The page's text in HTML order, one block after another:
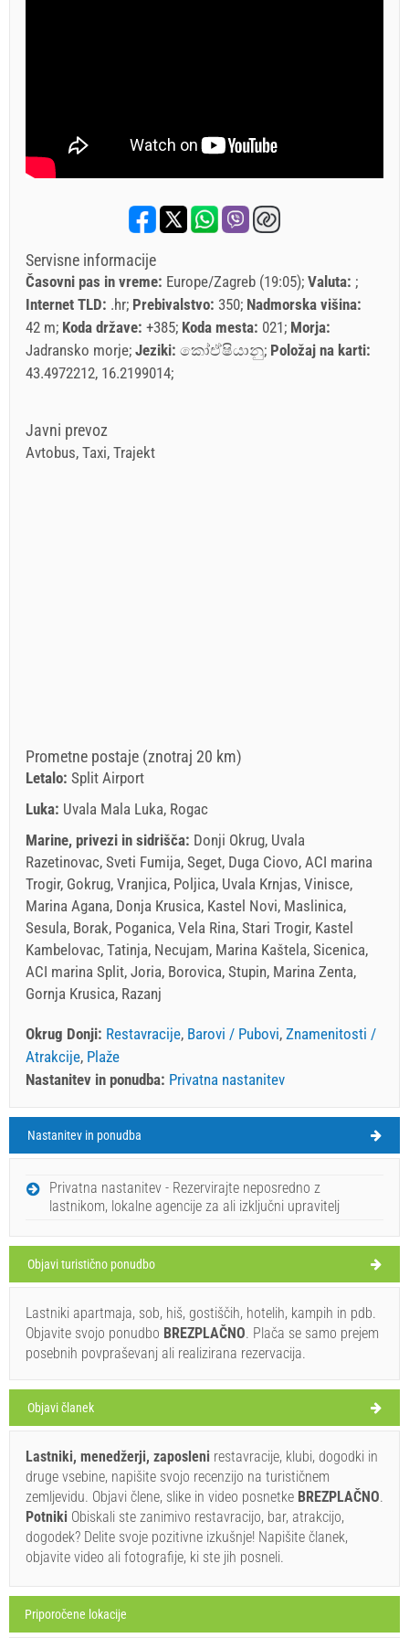
Servisne informacije
Časovni pas in vreme: Europe/Zagreb (19:05) Valuta:
Internet TLD: .hr Prebivalstvo: 350 Nadmorska višina:
42 m Koda države: +385 Koda mesta: 021 Morja:
Jadransko morje Jeziki: කෝඒෂියානු Položaj na karti:
43.4972212, 16.2199014
Javni prevoz
Avtobus, Taxi, Trajekt
Prometne postaje (znotraj 20 km)
Letalo: Split Airport
Luka: Uvala Mala Luka, Rogac
Marine, privezi in sidrišča: Donji Okrug, Uvala
Razetinovac, Sveti Fumija, Seget, Duga Ciovo, ACI marina
Trogir, Gokrug, Vranjica, Poljica, Uvala Krnjas, Vinisce,
Marina Agana, Donja Krusica, Kastel Novi, Maslinica,
Sesula, Borak, Poganica, Vela Rina, Stari Trogir, Kastel
Kambelovac, Tatinja, Necujam, Marina Kaštela, Sicenica,
ACI marina Split, Joria, Borovica, Stupin, Marina Zenta,
Gornja Krusica, Razanj
Okrug Donji: Restavracije, Barovi / Pubovi, Znamenitosti /
Atrakcije, Plaže
Nastanitev in ponudba: Privatna nastanitev
Okrug Donji Vreme
PETEK
Hrvaška , Otok Čiovo
OKRUG DONJI
33°C
sobota,
8. 08. 26 34°C slaba kiša
nedelja,
9. 08. 26 28°C vedro
ponedeljek,
10. 08. 26 32°C
Buta (Restavracija) Okrug Donji
Ivan Nane (Facebook page)
Šetalište Vice Zulima Virulice 3 Tel:
021 723 762
E-mail:info@restoran-buta.com WORKING HOURS
Nastanitev in ponudba
Privatna nastanitev - Rezervirajte neposredno z
lastnikom, lokalne agencije za ali izključni upravitelj
Objavi turistično ponudbo
Lastniki apartmaja, sob, hiš, gostiščih, hotelih, kampih in pdb.
Objavite svojo ponudbo BREZPLAČNO. Plača se samo prejem
posebnih povpraševanj ali realizirana rezervacija.
Objavi članek
Lastniki, menedžerji, zaposleni restavracije, klubi, dogodki in
druge vsebine, napišite svojo recenzijo na turističnem
zemljevidu. Objavi člene, slike in video posnetke BREZPLAČNO.
Potniki Obiskali ste zanimivo restavracijo, bar, atrakcijo,
dogodek? Delite svoje pozitivne izkušnje! Napišite članek,
objavite video ali fotografije, ki ste jih posneli.
Priporočene lokacije